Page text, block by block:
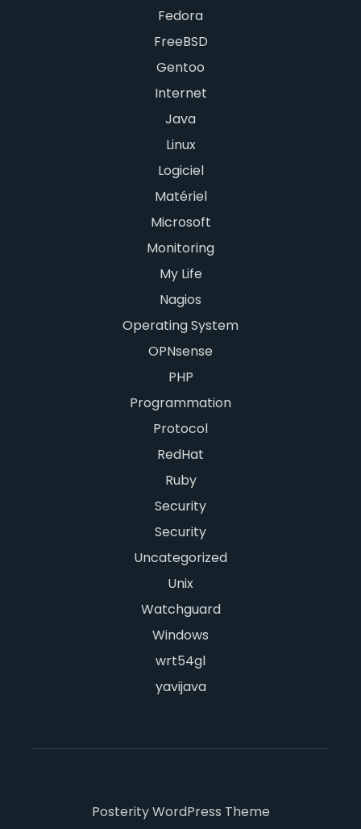
Fedora
FreeBSD
Gentoo
Internet
Java
Linux
Logiciel
Matériel
Microsoft
Monitoring
My Life
Nagios
Operating System
OPNsense
PHP
Programmation
Protocol
RedHat
Ruby
Security
Security
Uncategorized
Unix
Watchguard
Windows
wrt54gl
yavijava
Posterity WordPress Theme